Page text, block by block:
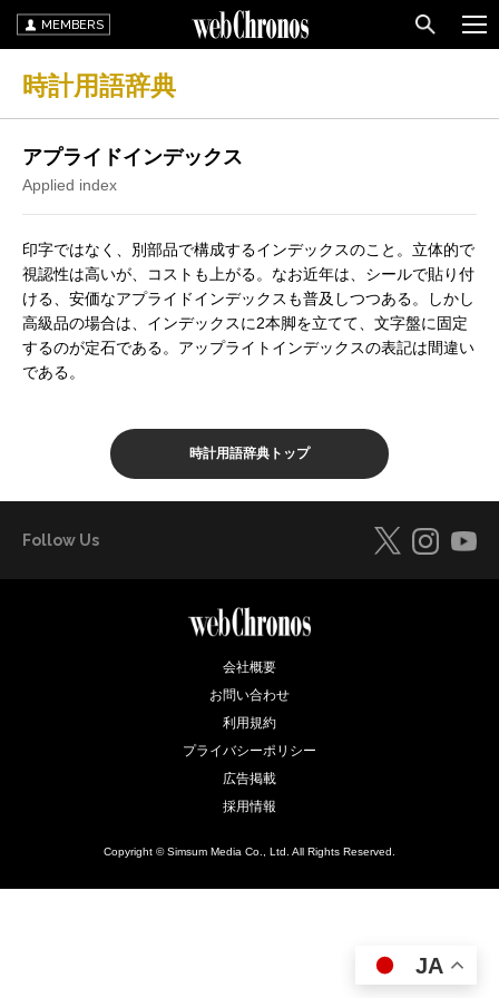
MEMBERS
時計用語辞典
アプライドインデックス
Applied index
印字ではなく、別部品で構成するインデックスのこと。立体的で
視認性は高いが、コストも上がる。なお近年は、シールで貼り付
ける、安価なアプライドインデックスも普及しつつある。しかし
高級品の場合は、インデックスに2本脚を立てて、文字盤に固定
するのが定石である。アップライトインデックスの表記は間違い
である。
時計用語辞典トップ
Follow Us
会社概要
お問い合わせ
利用規約
プライバシーポリシー
広告掲載
採用情報
Copyright © Simsum Media Co., Ltd. All Rights Reserved.
JA